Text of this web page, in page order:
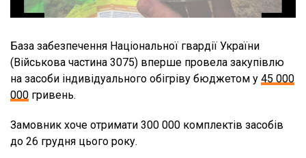
База забезпечення Національної гвардії України
(Військова частина 3075) вперше провела закупівлю
на засоби індивідуального обігріву бюджетом у 45 000
000 гривень.
Замовник хоче отримати 300 000 комплектів засобів
до 26 грудня цього року.